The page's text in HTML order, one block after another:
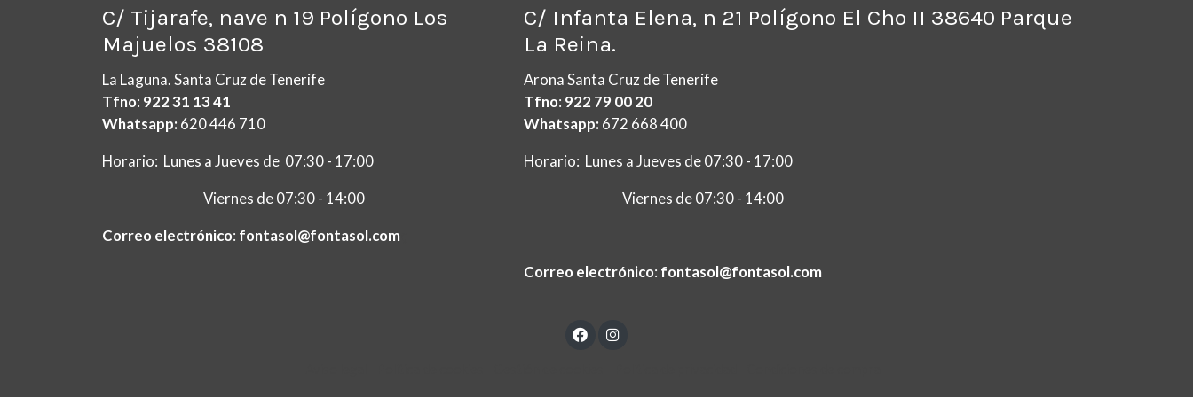
C/ Tijarafe, nave n 19 Polígono Los
Majuelos 38108
La Laguna. Santa Cruz de Tenerife
Tfno: 922 31 13 41
Whatsapp: 620 446 710
Horario: Lunes a Jueves de 07:30 - 17:00
Viernes de 07:30 - 14:00
Correo electrónico: fontasol@fontasol.comç
C/ Infanta Elena, n 21 Polígono El Cho II 38640 Parque
La Reina.
Arona Santa Cruz de Tenerife
Tfno: 922 79 00 20
Whatsapp: 672 668 400
Horario: Lunes a Jueves de 07:30 - 17:00
Viernes de 07:30 - 14:00
Correo electrónico: fontasol@fontasol.com